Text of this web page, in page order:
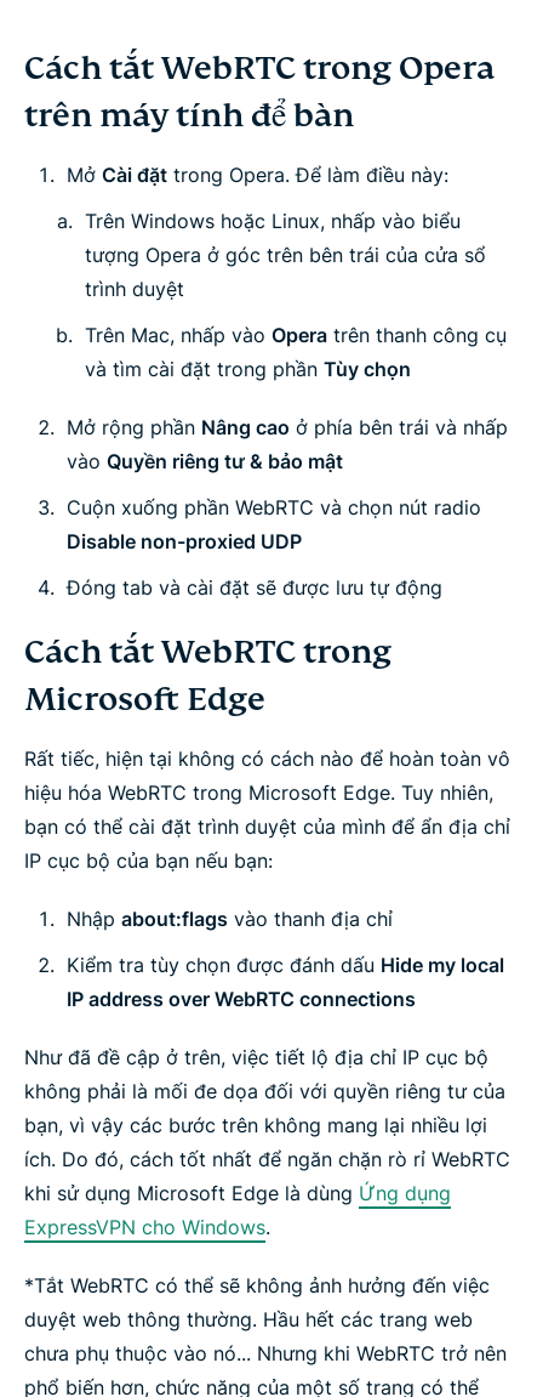
Cách tắt WebRTC trong Opera
trên máy tính để bàn
Mở Cài đặt trong Opera. Để làm điều này:
Trên Windows hoặc Linux, nhấp vào biểu
tượng Opera ở góc trên bên trái của cửa sổ
trình duyệt
Trên Mac, nhấp vào Opera trên thanh công cụ
và tìm cài đặt trong phần Tùy chọn
Mở rộng phần Nâng cao ở phía bên trái và nhấp
vào Quyền riêng tư & bảo mật
Cuộn xuống phần WebRTC và chọn nút radio
Disable non-proxied UDP
Đóng tab và cài đặt sẽ được lưu tự động
Cách tắt WebRTC trong
Microsoft Edge
Rất tiếc, hiện tại không có cách nào để hoàn toàn vô
hiệu hóa WebRTC trong Microsoft Edge. Tuy nhiên,
bạn có thể cài đặt trình duyệt của mình để ẩn địa chỉ
IP cục bộ của bạn nếu bạn:
Nhập about:flags vào thanh địa chỉ
Kiểm tra tùy chọn được đánh dấu Hide my local
IP address over WebRTC connections
Như đã đề cập ở trên, việc tiết lộ địa chỉ IP cục bộ
không phải là mối đe dọa đối với quyền riêng tư của
bạn, vì vậy các bước trên không mang lại nhiều lợi
ích. Do đó, cách tốt nhất để ngăn chặn rò rỉ WebRTC
khi sử dụng Microsoft Edge là dùng Ứng dụng
ExpressVPN cho Windows.
*Tắt WebRTC có thể sẽ không ảnh hưởng đến việc
duyệt web thông thường. Hầu hết các trang web
chưa phụ thuộc vào nó... Nhưng khi WebRTC trở nên
phổ biến hơn, chức năng của một số trang có thể